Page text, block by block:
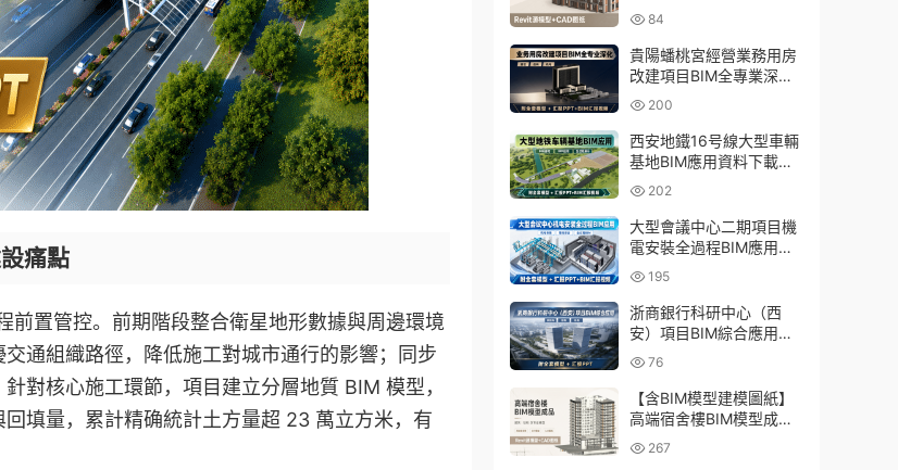
痛點
置管控。前期階段整合衛星地形數據與周邊環境
通組織路徑，降低施工對城市通行的影響；同步
對核心施工環節，項目建立分層地質 BIM 模型，
填量，累計精确統計土方量超 23 萬立方米，有
下載84
貴陽蟠桃宮經營業務用房
改建項目BIM全專業深化
資料下載：含模型、彙報
PPT及演示視頻
200
西安地鐵16号線大型車輛
基地BIM應用資料下載：
含BIM模型、彙報PPT及
演示視頻
202
大型會議中心二期項目機
電安裝全過程BIM應用資
料下載：含BIM模型、彙
報PPT及視頻
195
浙商銀行科研中心（西
安）項目BIM綜合應用資
料下載：含全套BIM模
型、彙報PPT
76
【含BIM模型建模圖紙】
高端宿舍樓BIM模型成
品，包含建築+結構兩大
專業Revit模型及全套建模
267